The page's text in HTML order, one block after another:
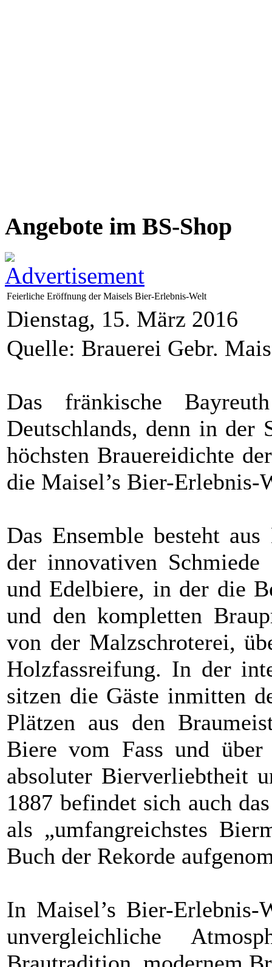
Angebote im BS-Shop
Feierliche Eröffnung der Maisels Bier-Erlebnis-Welt
Dienstag, 15. März 2016
Quelle: Brauerei Gebr.
Das fränkische
Deutschlands, denn in
höchsten Brauereidichte
die Maisel’s Bier-Erlebnis-
Das Ensemble besteht
der innovativen
und Edelbiere, in der die
und den kompletten
von der Malzschroterei,
Holzfassreifung. In der
sitzen die Gäste inmitten
Plätzen aus den
Biere vom Fass und
absoluter Bierverliebtheit
1887 befindet sich auch
als „umfangreichstes
Buch der Rekorde
In Maisel’s Bier-
unvergleichliche